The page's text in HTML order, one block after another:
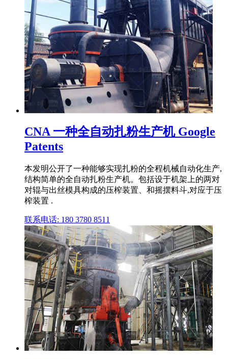
CNA 一种全自动扎粉生产机 Google
Patents
本发明公开了一种能够实现扎粉的全程机械自动化生产,
结构简单的全自动扎粉生产机。包括设于机架上的两对
对辊与出丝模具构成的压榨装置、和摇摆料斗,对应于压
榨装置 .
联系电话: 180 3780 8511